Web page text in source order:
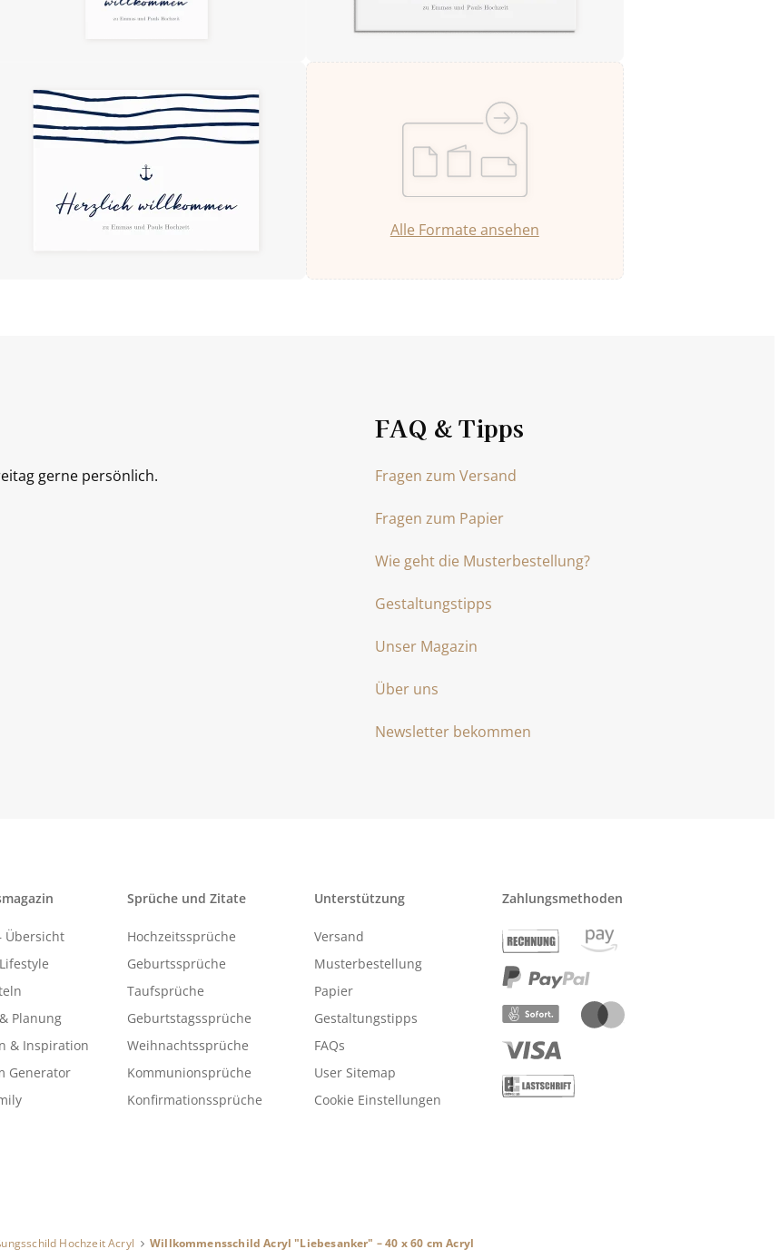
Alle Formate ansehen
FAQ & Tipps
Fragen zum Versand
Fragen zum Papier
Wie geht die Musterbestellung?
Gestaltungstipps
Unser Magazin
Über uns
Newsletter bekommen
gerne persönlich.
Übersicht
Planung
& Inspiration
Generator
Sprüche und Zitate
Hochzeitssprüche
Geburtssprüche
Taufsprüche
Geburtstagssprüche
Weihnachtssprüche
Kommunionsprüche
Konfirmationssprüche
Unterstützung
Versand
Musterbestellung
Papier
Gestaltungstipps
FAQs
User Sitemap
Cookie Einstellungen
Zahlungsmethoden
Hochzeit Acryl Willkommensschild Acryl "Liebesanker" – 40 x 60 cm Acryl